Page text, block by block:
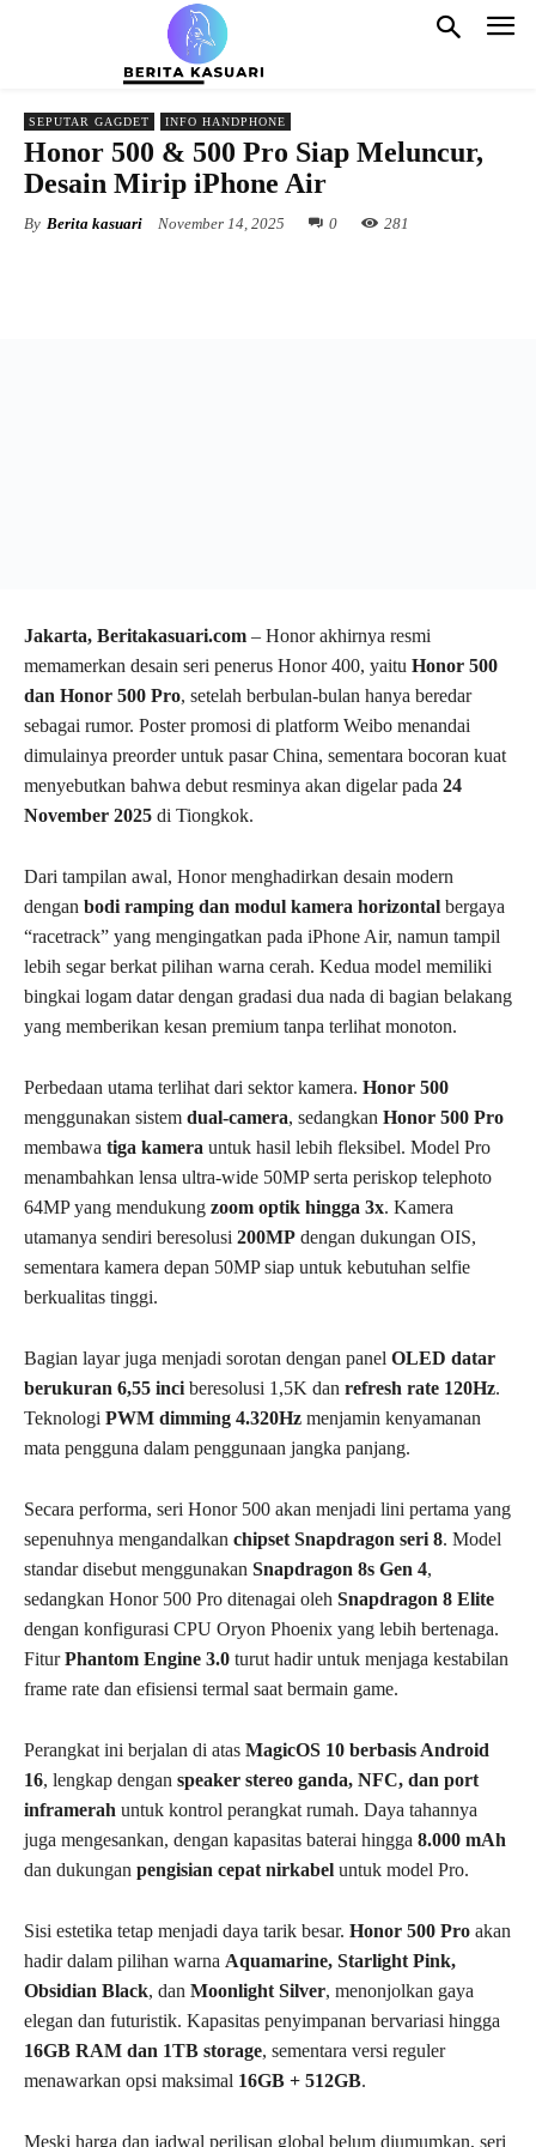
SEPUTAR GAGDET INFO HANDPHONE
Honor 500 & 500 Pro Siap Meluncur,
Desain Mirip iPhone Air
By Berita kasuari November 14, 2025 0 281
Jakarta, Beritakasuari.com – Honor akhirnya resmi
memamerkan desain seri penerus Honor 400, yaitu Honor 500
dan Honor 500 Pro, setelah berbulan-bulan hanya beredar
sebagai rumor. Poster promosi di platform Weibo menandai
dimulainya preorder untuk pasar China, sementara bocoran kuat
menyebutkan bahwa debut resminya akan digelar pada 24
November 2025 di Tiongkok.
Dari tampilan awal, Honor menghadirkan desain modern
dengan bodi ramping dan modul kamera horizontal bergaya
“racetrack” yang mengingatkan pada iPhone Air, namun tampil
lebih segar berkat pilihan warna cerah. Kedua model memiliki
bingkai logam datar dengan gradasi dua nada di bagian belakang
yang memberikan kesan premium tanpa terlihat monoton.
Perbedaan utama terlihat dari sektor kamera. Honor 500
menggunakan sistem dual-camera, sedangkan Honor 500 Pro
membawa tiga kamera untuk hasil lebih fleksibel. Model Pro
menambahkan lensa ultra-wide 50MP serta periskop telephoto
64MP yang mendukung zoom optik hingga 3x. Kamera
utamanya sendiri beresolusi 200MP dengan dukungan OIS,
sementara kamera depan 50MP siap untuk kebutuhan selfie
berkualitas tinggi.
Bagian layar juga menjadi sorotan dengan panel OLED datar
berukuran 6,55 inci beresolusi 1,5K dan refresh rate 120Hz.
Teknologi PWM dimming 4.320Hz menjamin kenyamanan
mata pengguna dalam penggunaan jangka panjang.
Secara performa, seri Honor 500 akan menjadi lini pertama yang
sepenuhnya mengandalkan chipset Snapdragon seri 8. Model
standar disebut menggunakan Snapdragon 8s Gen 4,
sedangkan Honor 500 Pro ditenagai oleh Snapdragon 8 Elite
dengan konfigurasi CPU Oryon Phoenix yang lebih bertenaga.
FiturPhantom Engine 3.0 turut hadir untuk menjaga kestabilan
frame rate dan efisiensi termal saat bermain game.
Perangkat ini berjalan di atas MagicOS 10 berbasis Android
16, lengkap dengan speaker stereo ganda, NFC, dan port
inframerah untuk kontrol perangkat rumah. Daya tahannya
juga mengesankan, dengan kapasitas baterai hingga 8.000 mAh
dan dukungan pengisian cepat nirkabel untuk model Pro.
Sisi estetika tetap menjadi daya tarik besar. Honor 500 Pro akan
hadir dalam pilihan warna Aquamarine, Starlight Pink,
Obsidian Black, dan Moonlight Silver, menonjolkan gaya
elegan dan futuristik. Kapasitas penyimpanan bervariasi hingga
16GB RAM dan 1TB storage, sementara versi reguler
menawarkan opsi maksimal 16GB + 512GB.
Meski harga dan jadwal perilisan global belum diumumkan, seri